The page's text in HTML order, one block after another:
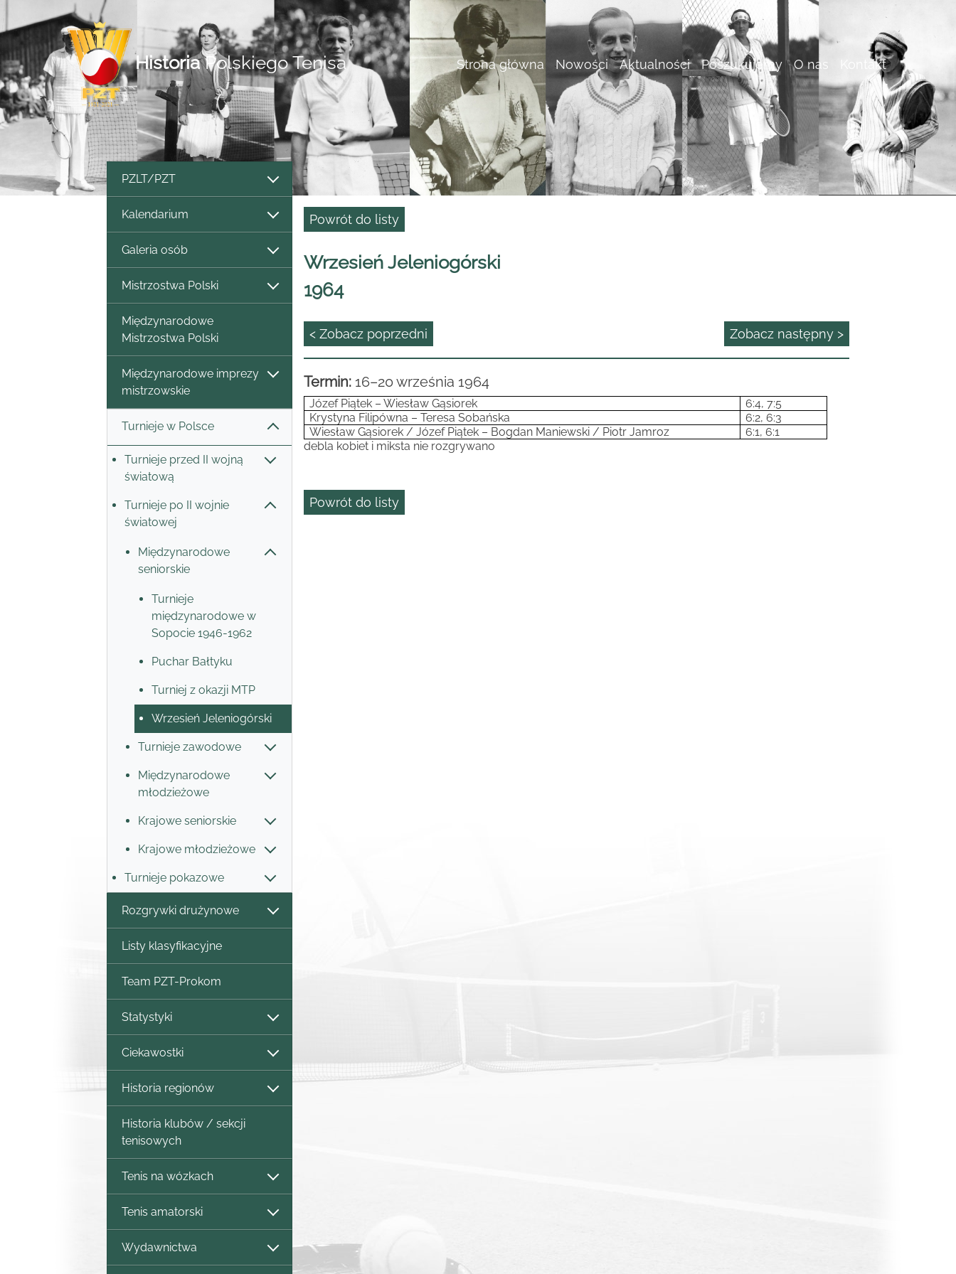
HistoriaPolskiego Tenisa Strona główna Nowości Aktualności Poszukujemy O nas Kontakt
PZLT/PZT
Kalendarium
Galeria osób
Mistrzostwa Polski
Międzynarodowe
Mistrzostwa Polski
Międzynarodowe imprezy
mistrzowskie
Turnieje w Polsce
Turnieje przed II wojną
światową
Turnieje po II wojnie
światowej
Międzynarodowe
seniorskie
Turnieje
międzynarodowe w
Sopocie 1946-1962
Puchar Bałtyku
Turniej z okazji MTP
Wrzesień Jeleniogórski
Turnieje zawodowe
Międzynarodowe
młodzieżowe
Krajowe seniorskie
Krajowe młodzieżowe
Turnieje pokazowe
Rozgrywki drużynowe
Listy klasyfikacyjne
Team PZT-Prokom
Statystyki
Ciekawostki
Historia regionów
Historia klubów / sekcji
tenisowych
Tenis na wózkach
Tenis amatorski
Wydawnictwa
Powrót do listy
Wrzesień Jeleniogórski
1964
< Zobacz poprzedni Zobacz następny >
Termin: 16–20 września 1964
Józef Piątek – Wiesław Gąsiorek
6:4, 7:5
Krystyna Filipówna – Teresa Sobańska
6:2, 6:3
Wiesław Gąsiorek / Józef Piątek – Bogdan Maniewski / Piotr Jamroz
6:1, 6:1
debla kobiet i miksta nie rozgrywano
Powrót do listy